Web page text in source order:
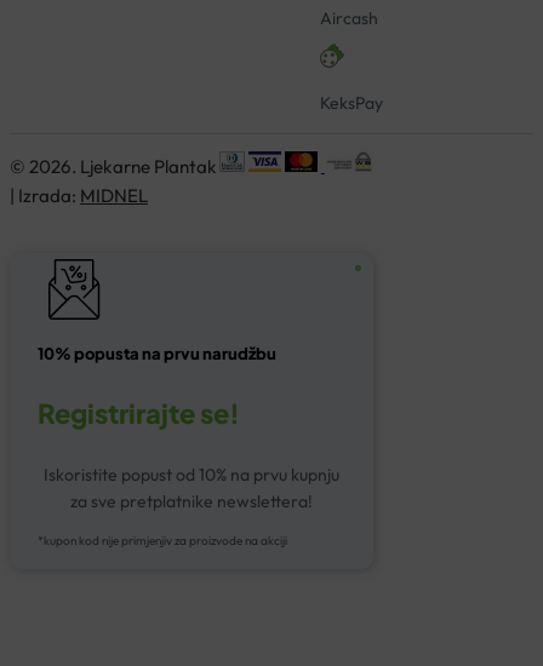
Aircash
KeksPay
© 2026. Ljekarne Plantak
| Izrada: MIDNEL
10% popusta na prvu narudžbu
Registrirajte se!
Iskoristite popust od 10% na prvu kupnju
za sve pretplatnike newslettera!
*kupon kod nije primjenjiv za proizvode na akciji